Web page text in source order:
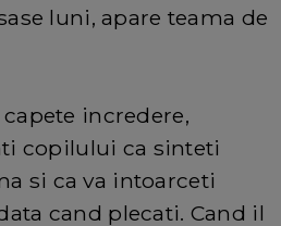
luni, apare teama de
incredere,
copilului ca sinteti
si ca va intoarceti
cand plecati. Cand il